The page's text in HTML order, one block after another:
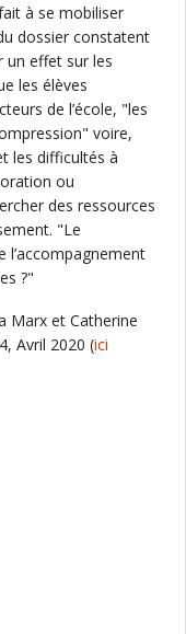
à se mobiliser
dossier constatent
un effet sur les
les élèves
de l’école, "les
voire,
les difficultés à
ou
des ressources
"Le
l’accompagnement
?"
Marx et Catherine
Avril 2020 (ici